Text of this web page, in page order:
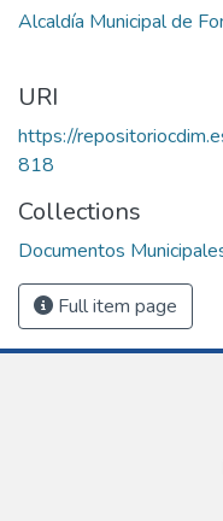
Alcaldía Municipal de
URI
https://
818
Collections
Documentos
Full item page